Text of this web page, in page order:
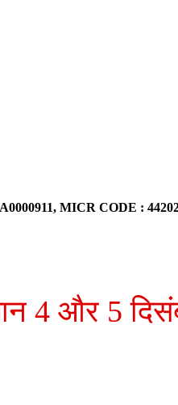
MICR CODE :
4 और 5